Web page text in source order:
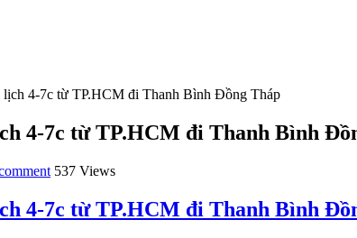
lịch 4-7c từ TP.HCM đi Thanh Bình Đồng Tháp
4-7c từ TP.HCM đi Thanh Bình
537 Views
4-7c từ TP.HCM đi Thanh Bình